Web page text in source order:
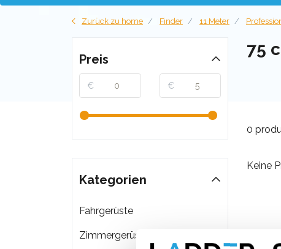
Zurück zu home Finder 11 Meter
75
0
Keine
Preis
€ €
Kategorien
Fahrgerüste
Zimmergerüste